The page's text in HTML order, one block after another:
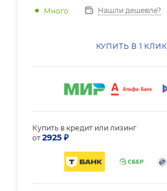
Много Нашли дешевле?
КУПИТЬ В 1 КЛИК
Купить в кредит или лизинг
от 2925 ₽